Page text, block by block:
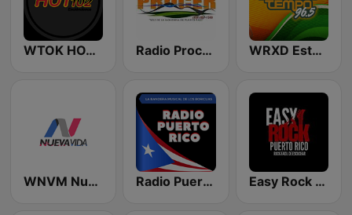
WTOK HOT 102 Radio Procer 1380 AM WRXD Estereotempo 96.5 FM
WNVM Nueva Vida 97.7 FM Radio Puerto Rico PR Easy Rock Puerto Rico